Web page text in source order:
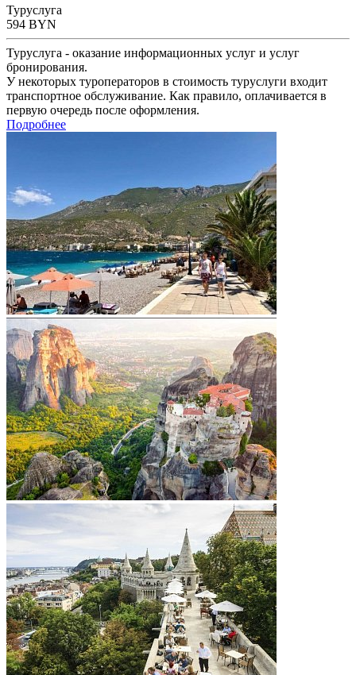
Туруслуга
594 BYN
Туруслуга - оказание информационных услуг и услуг
бронирования.
У некоторых туроператоров в стоимость туруслуги входит
транспортное обслуживание. Как правило, оплачивается в
первую очередь после оформления.
Подробнее